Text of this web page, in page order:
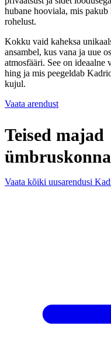
hubane hooviala, mis
rohelust.
Kokku vaid kaheksa
ansambel, kus vana ja uue
atmosfääri. See on
hing ja mis peegeldab
kujul.
Vaata arendust
Teised majad
Vaata kõiki uusarendusi